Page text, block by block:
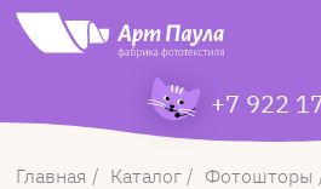
+7 922
Главная Каталог Фотошторы